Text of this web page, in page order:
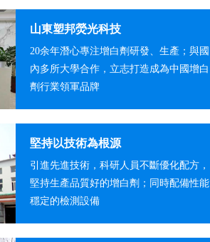
山東塑邦熒光科技
20余年潛心專注增白劑研發、生產；與國
內多所大學合作，立志打造成為中國增白
劑行業領軍品牌
堅持以技術為根源
引進先進技術，科研人員不斷優化配方，
堅持生產品質好的增白劑；同時配備性能
穩定的檢測設備